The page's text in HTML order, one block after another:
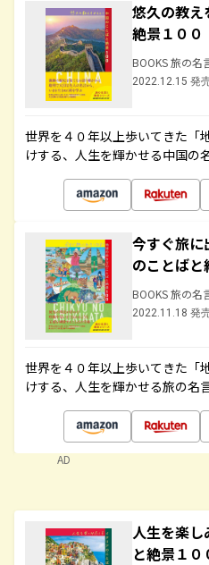
悠久の教え
絶景１００
BOOKS 旅の名
2022.12.15 発
世界を４０年以上歩いてきた「
けする、人生を輝かせる中国の
今すぐ旅に
のことばと
BOOKS 旅の名
2022.11.18 発
世界を４０年以上歩いてきた「
けする、人生を輝かせる旅の名
AD
人生を楽し
と絶景１０